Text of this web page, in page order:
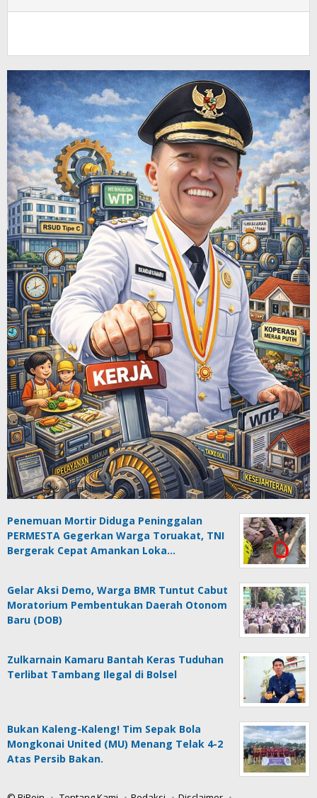
Penemuan Mortir Diduga Peninggalan
PERMESTA Gegerkan Warga Toruakat, TNI
Bergerak Cepat Amankan Loka…
Gelar Aksi Demo, Warga BMR Tuntut Cabut
Moratorium Pembentukan Daerah Otonom
Baru (DOB)
Zulkarnain Kamaru Bantah Keras Tuduhan
Terlibat Tambang Ilegal di Bolsel
Bukan Kaleng-Kaleng! Tim Sepak Bola
Mongkonai United (MU) Menang Telak 4-2
Atas Persib Bakan.